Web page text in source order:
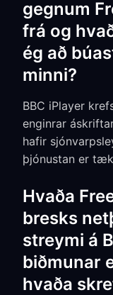
gegnum
frá og
ég að
minni?
BBC iPlayer
enginrar
hafir
þjónustan er
Hvaða
bresks
streymi á
biðmunar
hvaða